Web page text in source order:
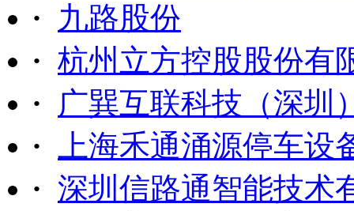
·
九路股份
· 杭州立方控股股份有
·
广巽互联科技（深圳
·
上海禾通涌源停车设
· 深圳信路通智能技术